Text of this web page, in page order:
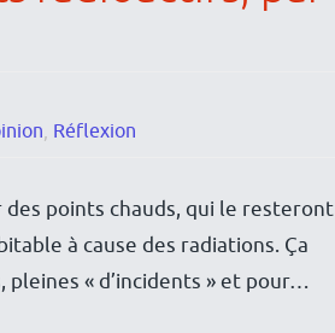
, Réflexion
points chauds, qui le resteront
à cause des radiations. Ça
« d’incidents » et pour…